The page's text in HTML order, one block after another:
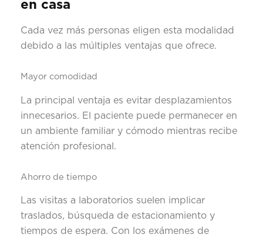
en casa
Cada vez más personas eligen esta modalidad
debido a las múltiples ventajas que ofrece.
Mayor comodidad
La principal ventaja es evitar desplazamientos
innecesarios. El paciente puede permanecer en
un ambiente familiar y cómodo mientras recibe
atención profesional.
Ahorro de tiempo
Las visitas a laboratorios suelen implicar
traslados, búsqueda de estacionamiento y
tiempos de espera. Con los exámenes de